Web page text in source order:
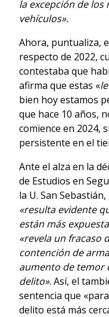
la excepción de los
vehículos».
Ahora, puntualiza,
respecto de 2022,
contestaba que
afirma que estas «
bien hoy estamos
que hace 10 años,
comience en 2024,
persistente en el
Ante el alza en la
de Estudios en
la U. San
«resulta evidente
están más
«revela un fracaso
contención de
aumento de temor
delito». Así, el
sentencia que
delito está más